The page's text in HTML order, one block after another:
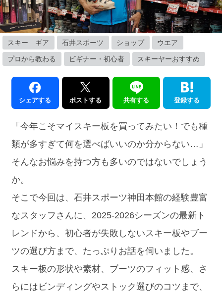
スキー ギア 石井スポーツ ショップ ウエア
プロから教わる ビギナー・初心者 スキーヤーおすすめ
シェアする ポストする 共有する 登録する
「今年こそマイスキー板を買ってみたい！でも種
類が多すぎて何を選べばいいのか分からない…」
そんなお悩みを持つ方も多いのではないでしょう
か。
そこで今回は、石井スポーツ神田本館の経験豊富
なスタッフさんに、2025-2026シーズンの最新ト
レンドから、初心者が失敗しないスキー板やブー
ツの選び方まで、たっぷりお話を伺いました。
スキー板の形状や素材、ブーツのフィット感、さ
らにはビンディングやストック選びのコツまで、